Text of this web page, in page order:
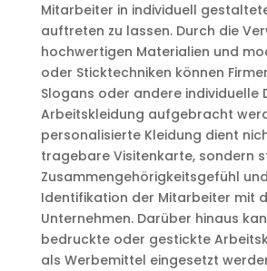
Mitarbeiter in individuell
auftreten zu lassen. Durch die
hochwertigen Materialien und
oder Sticktechniken können
Slogans oder andere individuelle
Arbeitskleidung aufgebracht
personalisierte Kleidung dient
tragebare Visitenkarte, sondern
Zusammengehörigkeitsgefühl
Identifikation der Mitarbeiter mit
Unternehmen. Darüber hinaus
bedruckte oder gestickte
als Werbemittel eingesetzt